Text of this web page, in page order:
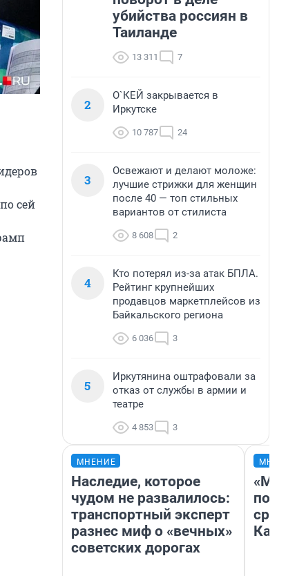
сей
убийства россиян в
Таиланде
13 311 7
2
О`КЕЙ закрывается в
Иркутске
10 787 24
3
Освежают и делают моложе:
лучшие стрижки для женщин
после 40 — топ стильных
вариантов от стилиста
8 608 2
4
Кто потерял из-за атак БПЛА.
Рейтинг крупнейших
продавцов маркетплейсов из
Байкальского региона
6 036 3
5
Иркутянина оштрафовали за
отказ от службы в армии и
театре
4 853 3
МНЕНИЕ
Наследие, которое
чудом не развалилось:
транспортный эксперт
разнес миф о «вечных»
советских дорогах